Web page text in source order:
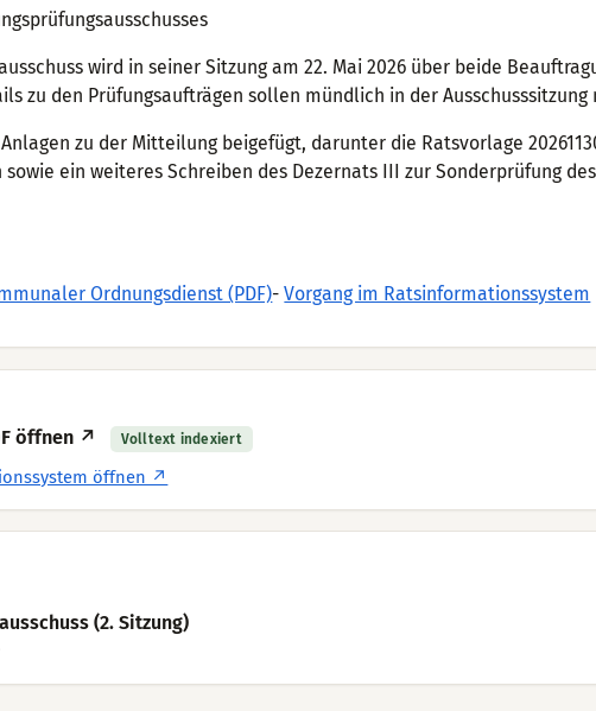
wird in seiner Sitzung am 22. Mai 2026 über beide
zu den Prüfungsaufträgen sollen mündlich in der
zu der Mitteilung beigefügt, darunter die Ratsvorlage
ein weiteres Schreiben des Dezernats III zur Sonderprüfung
Ordnungsdienst (PDF)-Vorgang im Ratsinformationssystem
öffnen ↗ Volltext indexiert
öffnen ↗
(2. Sitzung)